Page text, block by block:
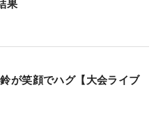
9番パー4をボギーとする
を崩してしまったかなと
ィなしの2ボギーと失速
果
が笑顔でハグ【大会ライブ